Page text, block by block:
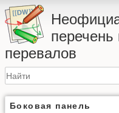
перечень
перевалов
Боковая панель